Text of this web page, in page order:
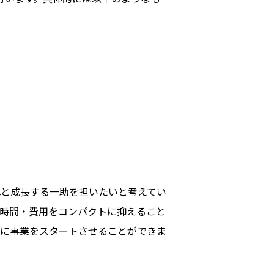
成長する一助を担いたいと考えてい
間・費用をコンパクトに抑えること
事業をスタートさせることができま